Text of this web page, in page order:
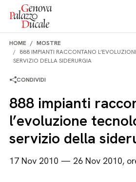
Salta al contenuto
HOME
MOSTRE
888 IMPIANTI RACCONTANO
SERVIZIO DELLA SIDERURGIA
CONDIVIDI
888 impianti
l’evoluzione
servizio della
17 Nov 2010 — 26 Nov 2010,